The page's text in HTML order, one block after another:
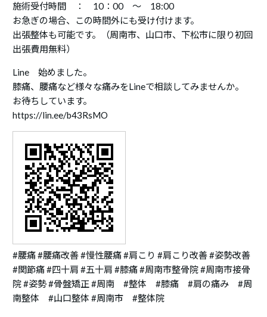
施術受付時間 ： 10：00 ～ 18:00
お急ぎの場合、この時間外にも受け付けます。
出張整体も可能です。（周南市、山口市、下松市に限り初回
出張費用無料）
Line 始めました。
膝痛、腰痛など様々な痛みをLineで相談してみませんか。
お待ちしています。
https://lin.ee/b43RsMO
#腰痛 #腰痛改善 #慢性腰痛 #肩こり #肩こり改善 #姿勢改善
#関節痛 #四十肩 #五十肩 #膝痛 #周南市整骨院 #周南市接骨
院 #姿勢 #骨盤矯正 #周南 #整体 #膝痛 #肩の痛み #周
南整体 #山口整体 #周南市 #整体院